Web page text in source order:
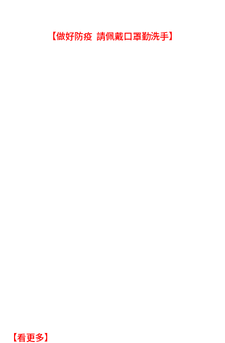
【做好防疫 請佩戴口罩勤洗手】
【看更多】